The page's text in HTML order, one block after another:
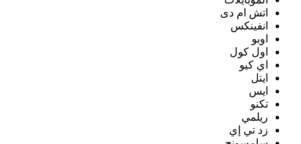
اتش ام دى
انفينكس
اوبو
اول كول
اي كيو
ايتل
ايس
تكنو
ريلمي
زد تي إي